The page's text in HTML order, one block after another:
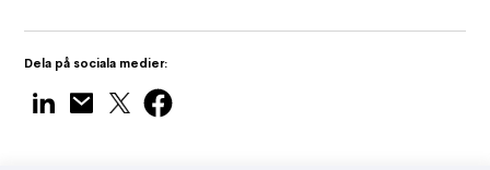
Dela på sociala medier: